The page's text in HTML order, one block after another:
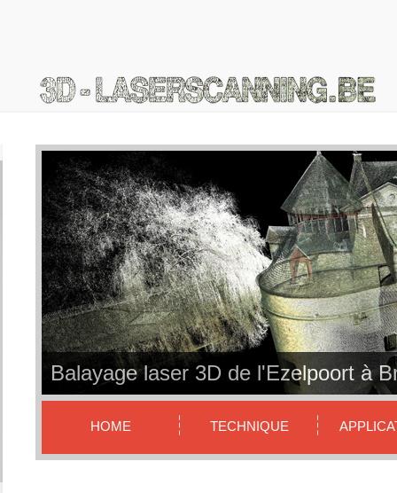
Balayage laser 3D de l'Ezelpoort à
HOME TECHNIQUE